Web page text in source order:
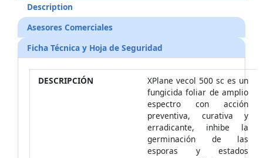
Description
Asesores Comerciales
Ficha Técnica y Hoja de Seguridad
DESCRIPCIÓN
XPlane vecol 500 sc es un
fungicida foliar de amplio
espectro con acción
preventiva, curativa y
erradicante, inhibe la
germinación de las
esporas y estados